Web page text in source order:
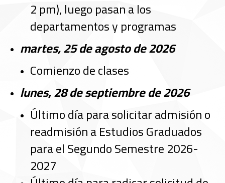
2 pm), luego pasan a los
departamentos y programas
martes, 25 de agosto de 2026
Comienzo de clases
lunes, 28 de septiembre de 2026
Último día para solicitar admisión o
readmisión a Estudios Graduados
para el Segundo Semestre 2026-
2027